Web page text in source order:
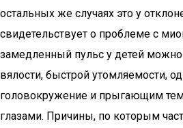
остальных же случаях это у
свидетельствует о проблеме с
замедленный пульс у детей
вялости, быстрой утомляемости,
головокружение и прыгающим
глазами. Причины, по которым